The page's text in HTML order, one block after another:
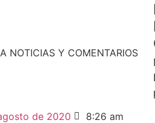
de 2020 8:26 am